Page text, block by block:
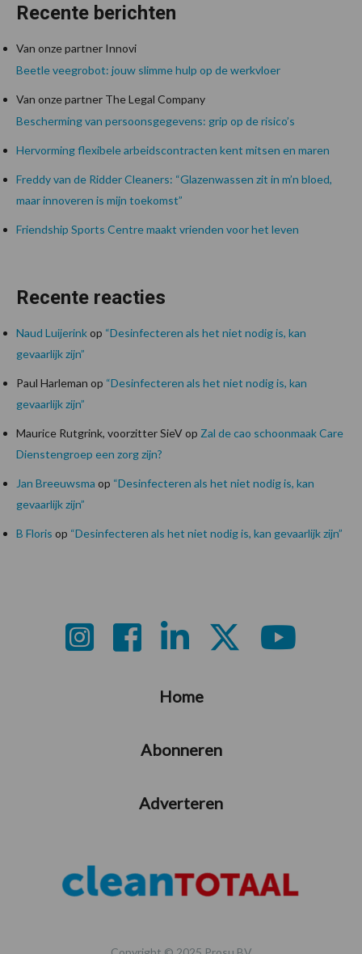
Recente berichten
Van onze partner Innovi
Beetle veegrobot: jouw slimme hulp op de werkvloer
Van onze partner The Legal Company
Bescherming van persoonsgegevens: grip op de risico’s
Hervorming flexibele arbeidscontracten kent mitsen en maren
Freddy van de Ridder Cleaners: “Glazenwassen zit in m’n bloed,
maar innoveren is mijn toekomst”
Friendship Sports Centre maakt vrienden voor het leven
Recente reacties
Naud Luijerinkop “Desinfecteren als het niet nodig is, kan
gevaarlijk zijn”
Paul Harleman op “Desinfecteren als het niet nodig is, kan
gevaarlijk zijn”
Maurice Rutgrink, voorzitter SieVop Zal de cao schoonmaak Care
Dienstengroep een zorg zijn?
Jan Breeuwsma op “Desinfecteren als het niet nodig is, kan
gevaarlijk zijn”
B Floris op “Desinfecteren als het niet nodig is, kan gevaarlijk zijn”
Home
Abonneren
Adverteren